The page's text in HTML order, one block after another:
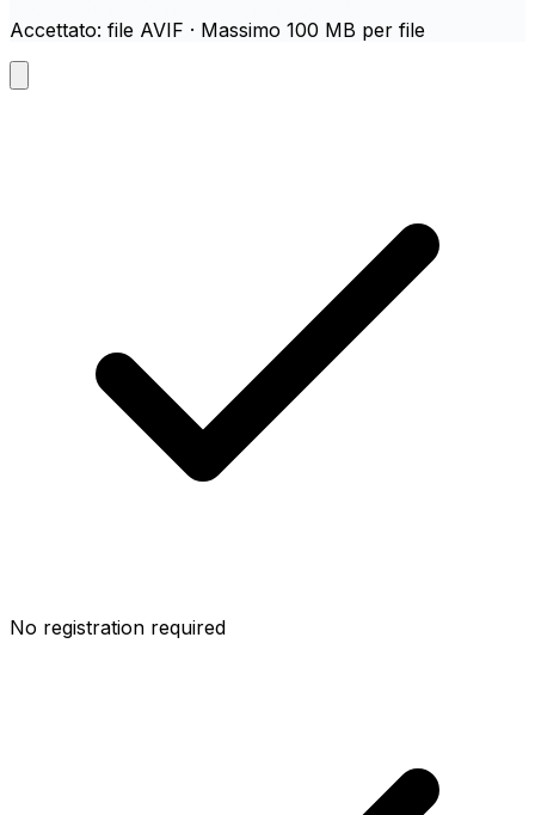
Accettato: file AVIF · Massimo 100 MB per file
No registration required